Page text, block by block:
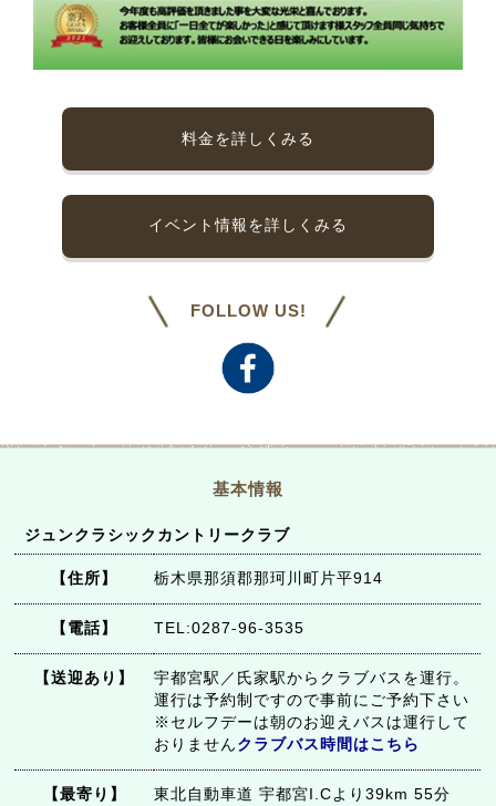
料金を詳しくみる
イベント情報を詳しくみる
FOLLOW US!
基本情報
ジュンクラシックカントリークラブ
【住所】 栃木県那須郡那珂川町片平914
【電話】 TEL:0287-96-3535
【送迎あり】
宇都宮駅／氏家駅からクラブバスを運行。
運行は予約制ですので事前にご予約下さい
※セルフデーは朝のお迎えバスは運行して
おりません クラブバス時間はこちら
【最寄り】
東北自動車道 宇都宮I.Cより39km 55分